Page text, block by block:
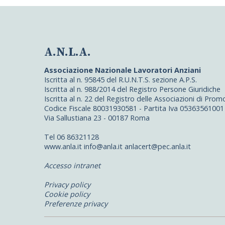
A.N.L.A.
Associazione Nazionale Lavoratori Anziani
Iscritta al n. 95845 del R.U.N.T.S. sezione A.P.S.
Iscritta al n. 988/2014 del Registro Persone Giuridiche
Iscritta al n. 22 del Registro delle Associazioni di
Codice Fiscale 80031930581 - Partita Iva 05363561001
Via Sallustiana 23 - 00187 Roma
Tel 06 86321128
www.anla.it info@anla.it anlacert@pec.anla.it
Accesso intranet
Privacy policy
Cookie policy
Preferenze privacy